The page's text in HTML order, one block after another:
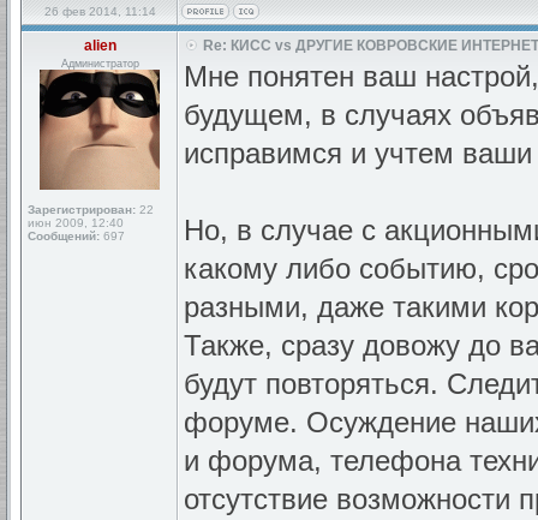
26 фев 2014, 11:14
alien
Администратор
Зарегистрирован: 22
июн 2009, 12:40
Сообщений: 697
Re: КИСС vs ДРУГИЕ КОВРОВСКИЕ
Мне понятен ваш
будущем, в случаях
исправимся и учтем
Но, в случае с
какому либо событию,
разными, даже такими
Также, сразу довожу до
будут повторяться.
форуме. Осуждение
и форума, телефона
отсутствие возможности